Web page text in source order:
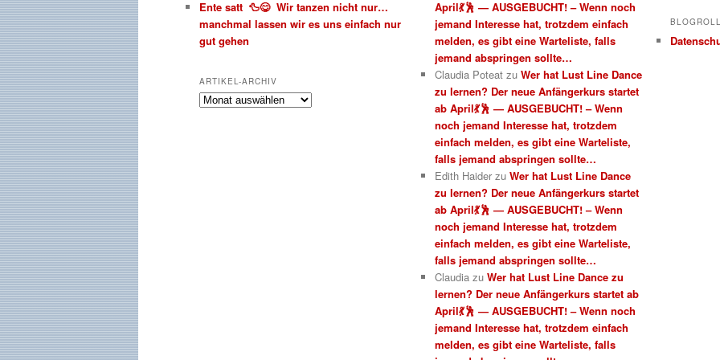
Ente satt 🦆😋 Wir tanzen nicht nur…
manchmal lassen wir es uns einfach nur
gut gehen
ARTIKEL-ARCHIV
Artikel-
April💃🕺 — AUSGEBUCHT! – Wenn noch
jemand Interesse hat, trotzdem einfach
melden, es gibt eine Warteliste, falls
jemand abspringen sollte…
Claudia Poteatzu Wer hat Lust Line Dance
zu lernen? Der neue Anfängerkurs startet
ab April💃🕺 — AUSGEBUCHT! – Wenn
noch jemand Interesse hat, trotzdem
einfach melden, es gibt eine Warteliste,
falls jemand abspringen sollte…
Edith Haiderzu Wer hat Lust Line Dance
zu lernen? Der neue Anfängerkurs startet
ab April💃🕺 — AUSGEBUCHT! – Wenn
noch jemand Interesse hat, trotzdem
einfach melden, es gibt eine Warteliste,
falls jemand abspringen sollte…
Claudiazu Wer hat Lust Line Dance zu
lernen? Der neue Anfängerkurs startet ab
April💃🕺 — AUSGEBUCHT! – Wenn noch
jemand Interesse hat, trotzdem einfach
melden, es gibt eine Warteliste, falls
BLOGROLL